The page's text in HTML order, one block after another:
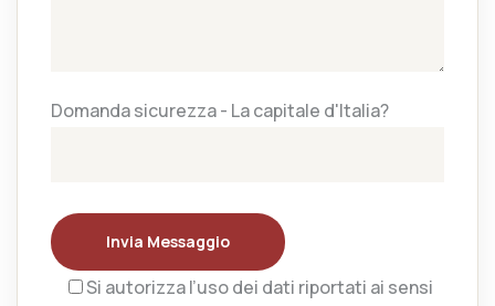
Domanda sicurezza - La capitale d'Italia?
Invia Messaggio
Si autorizza l’uso dei dati riportati ai sensi